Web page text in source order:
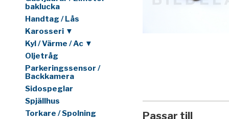
baklucka
Handtag / Lås
Karosseri ▼
Kyl / Värme / Ac ▼
Oljetråg
Parkeringssensor /
Backkamera
Sidospeglar
Spjällhus
Torkare / Spolning
Passar till